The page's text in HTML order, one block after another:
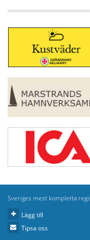
Sveriges mest kompletta
Lägg till
Tipsa oss